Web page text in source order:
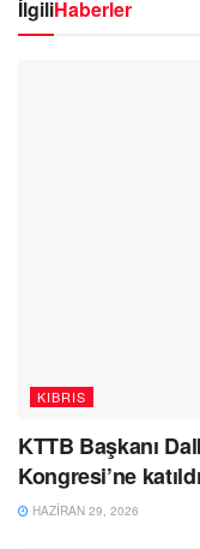
İlgiliHaberler
KIBRIS
KTTB Başkanı
Kongresi’ne katıldı
HAZIRAN 29, 2026